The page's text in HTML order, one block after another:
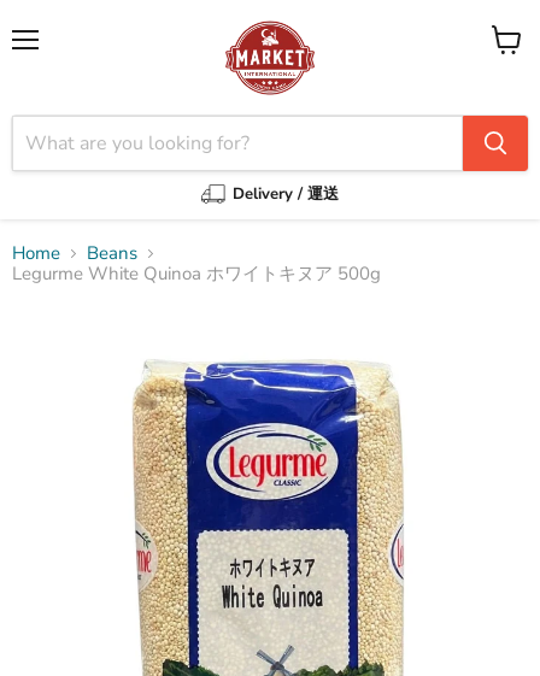
Delivery / 運送
View
Home
Beans
Legurme White Quinoa ホワイトキヌア 500g